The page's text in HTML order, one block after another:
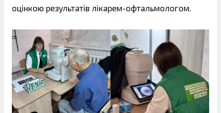
оцінкою результатів лікарем-офтальмологом.